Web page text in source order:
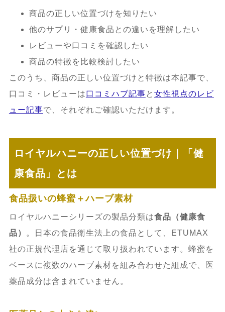
商品の正しい位置づけを知りたい
他のサプリ・健康食品との違いを理解したい
レビューや口コミを確認したい
商品の特徴を比較検討したい
このうち、商品の正しい位置づけと特徴は本記事で、
口コミ・レビューは口コミハブ記事 と 女性視点のレビ
ュー記事で、それぞれご確認いただけます。
ロイヤルハニーの正しい位置づけ｜「健
康食品」とは
食品扱いの蜂蜜＋ハーブ素材
ロイヤルハニーシリーズの製品分類は食品（健康食
品）
。日本の食品衛生法上の食品として、ETUMAX
社の正規代理店を通じて取り扱われています。蜂蜜を
ベースに複数のハーブ素材を組み合わせた組成で、医
薬品成分は含まれていません。